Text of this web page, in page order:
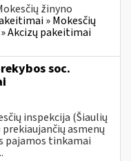
žinyno
» Mokesčių
Akcizų pakeitimai
soc.
inspekcija (Šiaulių
asmenų
pajamos tinkamai